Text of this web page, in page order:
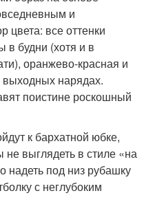
и
все оттенки
в будни (хотя и в
оранжево-красная и
нарядах.
поистине роскошный
к бархатной юбке,
выглядеть в стиле «на
надеть под низ рубашку
с неглубоким